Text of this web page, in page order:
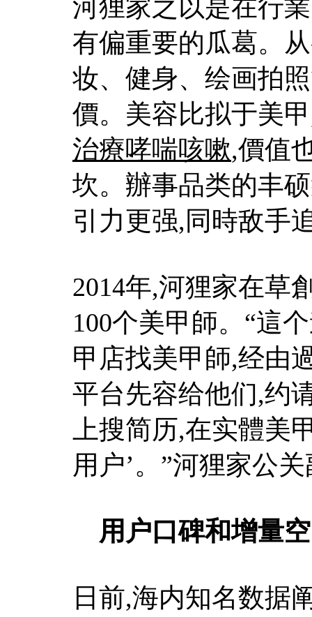
河狸家之以是在行
有偏重要的瓜葛。
妆、健身、绘画拍
價。美容比拟于美
治療哮喘咳嗽,價值
坎。辦事品类的丰
引力更强,同時敌手
2014年,河狸家在草
100个美甲師。“這
甲店找美甲師,经由
平台先容给他们,约
上搜简历,在实體美
用户’。”河狸家公
用户口碑和增量
日前,海内知名数